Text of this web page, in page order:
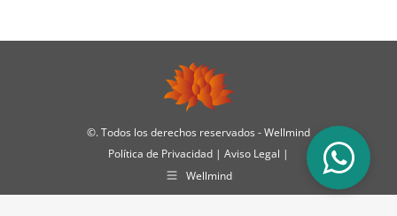
©. Todos los derechos reservados - Wellmind
Política de Privacidad | Aviso Legal |
Wellmind